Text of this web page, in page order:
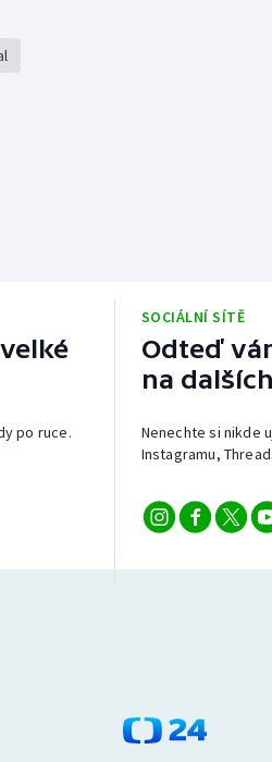
po ruce.
SOCIÁLNÍ SÍTĚ
Odteď
na
Nenechte si nikde
Instagramu,